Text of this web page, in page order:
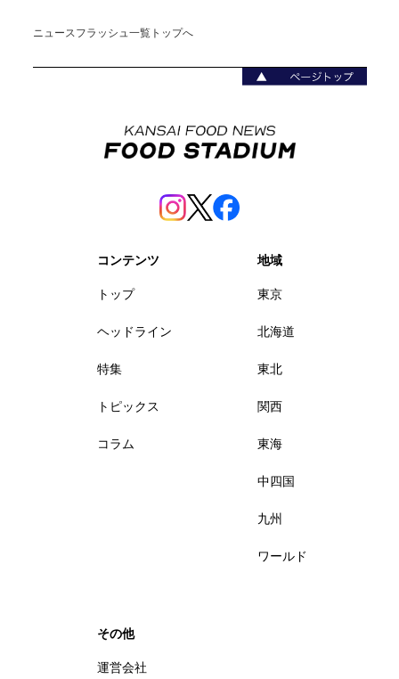
ニュースフラッシュ一覧トップへ
コンテンツ
トップ
ヘッドライン
特集
トピックス
コラム
地域
東京
北海道
東北
関西
東海
中四国
九州
ワールド
その他
運営会社